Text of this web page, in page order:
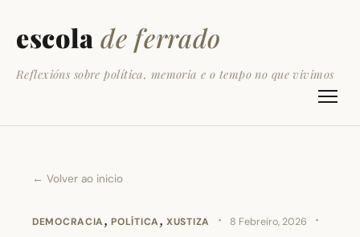
escola de ferrado
Reflexións sobre política, memoria e o tempo no que vivimos
← Volver ao inicio
DEMOCRACIA,POLÍTICA, XUSTIZA · 8 Febreiro, 2026 ·